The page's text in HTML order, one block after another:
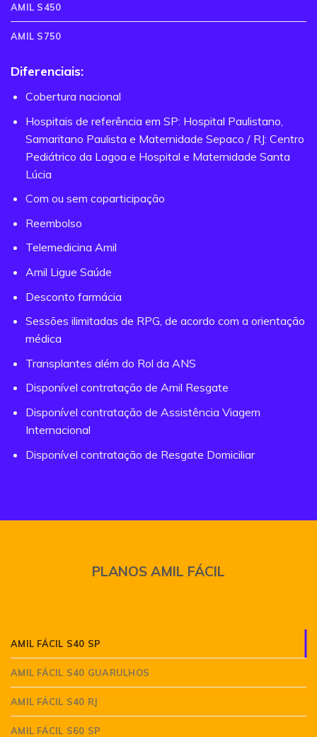
AMIL S450
AMIL S750
Diferenciais:
Cobertura nacional
Hospitais de referência em SP: Hospital Paulistano,
Samaritano Paulista e Maternidade Sepaco / RJ: Centro
Pediátrico da Lagoa e Hospital e Maternidade Santa
Lúcia
Com ou sem coparticipação
Reembolso
Telemedicina Amil
Amil Ligue Saúde
Desconto farmácia
Sessões ilimitadas de RPG, de acordo com a orientação
médica
Transplantes além do Rol da ANS
Disponível contratação de Amil Resgate
Disponível contratação de Assistência Viagem
Internacional
Disponível contratação de Resgate Domiciliar
PLANOS AMIL FÁCIL
AMIL FÁCIL S40 SP
AMIL FÁCIL S40 GUARULHOS
AMIL FÁCIL S40 RJ
AMIL FÁCIL S60 SP